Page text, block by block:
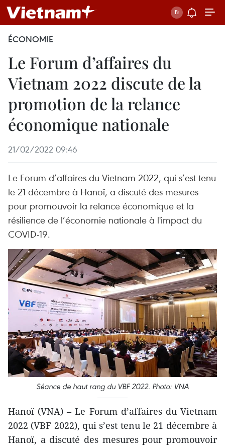
ÉCONOMIE
​Le Forum d’affaires du
Vietnam 2022 discute de la
promotion de la relance
économique nationale
21/02/2022 09:46
Le Forum d’affaires du Vietnam 2022, qui s’est tenu
le 21 décembre à Hanoï, a discuté des mesures
pour promouvoir la relance économique et la
résilience de l’économie nationale à l'impact du
COVID-19.
Séance de haut rang du VBF 2022. Photo: VNA
Hanoï (VNA) – Le Forum d’affaires du Vietnam
2022 (VBF 2022), qui s’est tenu le 21 décembre à
Hanoï, a discuté des mesures pour promouvoir